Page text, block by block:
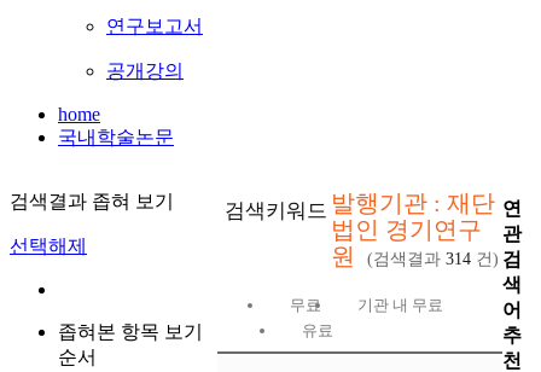
연구보고서
공개강의
home
국내학술논문
검색결과 좁혀 보기
선택해제
좁혀본 항목 보기
순서
검색키워드 발행기관 : 재단
법인 경기연구
원
(검색결과 314 건)
무료
기관 내 무료
유료
연
관
검
색
어
추
천